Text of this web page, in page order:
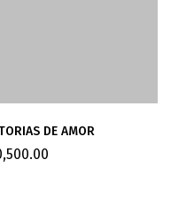
DE AMOR